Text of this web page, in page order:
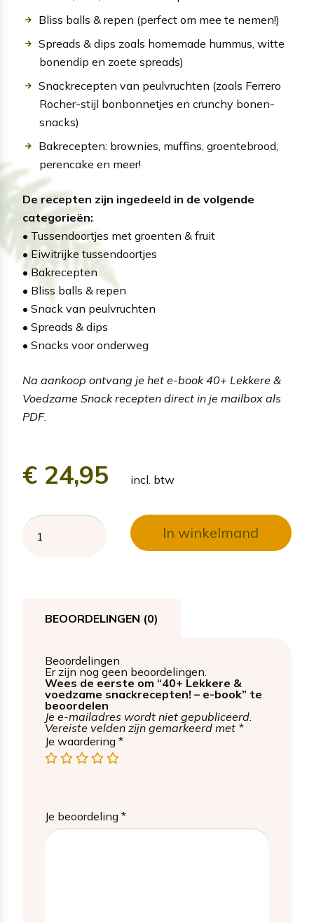
Bliss balls & repen (perfect om mee te nemen!)
Spreads & dips zoals homemade hummus, witte
bonendip en zoete spreads)
Snackrecepten van peulvruchten (zoals Ferrero
Rocher-stijl bonbonnetjes en crunchy bonen-
snacks)
Bakrecepten: brownies, muffins, groentebrood,
perencake en meer!
De recepten zijn ingedeeld in de volgende
categorieën:
• Tussendoortjes met groenten & fruit
• Eiwitrijke tussendoortjes
• Bakrecepten
• Bliss balls & repen
• Snack van peulvruchten
• Spreads & dips
• Snacks voor onderweg
Na aankoop ontvang je het e-book 40+ Lekkere &
Voedzame Snack recepten direct in je mailbox als
PDF.
€ 24,95 incl. btw
In winkelmand
BEOORDELINGEN (0)
Beoordelingen
Er zijn nog geen beoordelingen.
Wees de eerste om “40+ Lekkere &
voedzame snackrecepten! – e-book” te
beoordelen
Je e-mailadres wordt niet gepubliceerd.
Vereiste velden zijn gemarkeerd met *
Je waardering *
1 2 3 4 5
Je beoordeling *